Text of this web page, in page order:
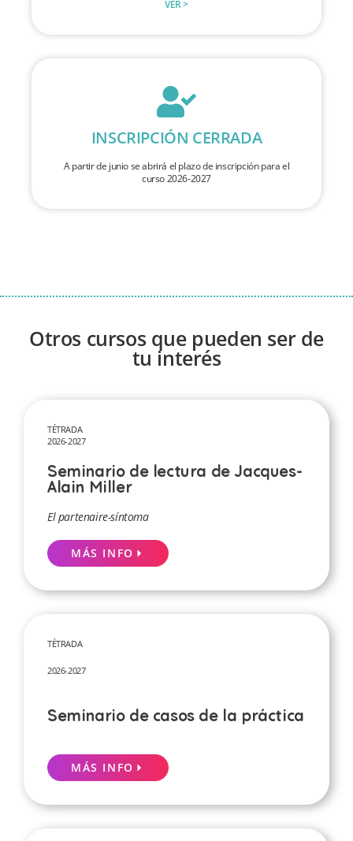
VER >
INSCRIPCIÓN CERRADA
A partir de junio se abrirá el plazo de inscripción para el
curso 2026-2027
Otros cursos que pueden ser de
tu interés
TÉTRADA
2026-2027
Seminario de lectura de Jacques-
Alain Miller
El partenaire-síntoma
MÁS INFO
TÉTRADA
2026-2027
Seminario de casos de la práctica
MÁS INFO